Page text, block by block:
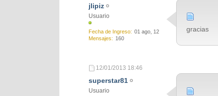
jlipiz
Usuario
Fecha de Ingreso
01 ago, 12
Mensajes
160
gracias
12/01/2013 18:46
superstar81
Usuario